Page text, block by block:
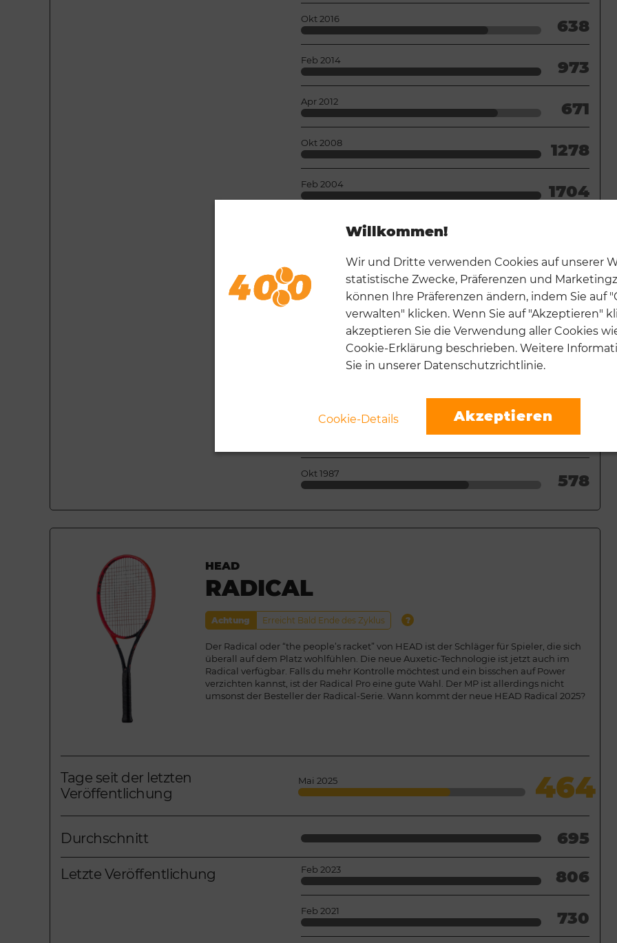
Willkommen!
Wir und Dritte verwenden Cookies auf unserer
statistische Zwecke, Präferenzen und
können Ihre Präferenzen ändern, indem Sie auf
verwalten" klicken. Wenn Sie auf "Akzeptieren"
akzeptieren Sie die Verwendung aller Cookies
Cookie-Erklärung beschrieben. Weitere
Sie in unserer Datenschutzrichtlinie.
Cookie-Details Akzeptieren
Okt 2016 638
Feb 2014 973
Apr 2012 671
Okt 2008 1278
Feb 2004 1704
701
669
1552
762
669
Okt 1987 578
HEAD
RADICAL
Achtung Erreicht Bald Ende des Zyklus ?
Der Radical oder “the people’s racket” von HEAD ist der Schläger für Spieler, die sich
überall auf dem Platz wohlfühlen. Die neue Auxetic-Technologie ist jetzt auch im
Radical verfügbar. Falls du mehr Kontrolle möchtest und ein bisschen auf Power
verzichten kannst, ist der Radical Pro eine gute Wahl. Der MP ist allerdings nicht
umsonst der Besteller der Radical-Serie. Wann kommt der neue HEAD Radical 2025?
Tage seit der letzten
Veröffentlichung
Mai 2025 464
Durchschnitt 695
Letzte Veröffentlichung Feb 2023 806
Feb 2021 730